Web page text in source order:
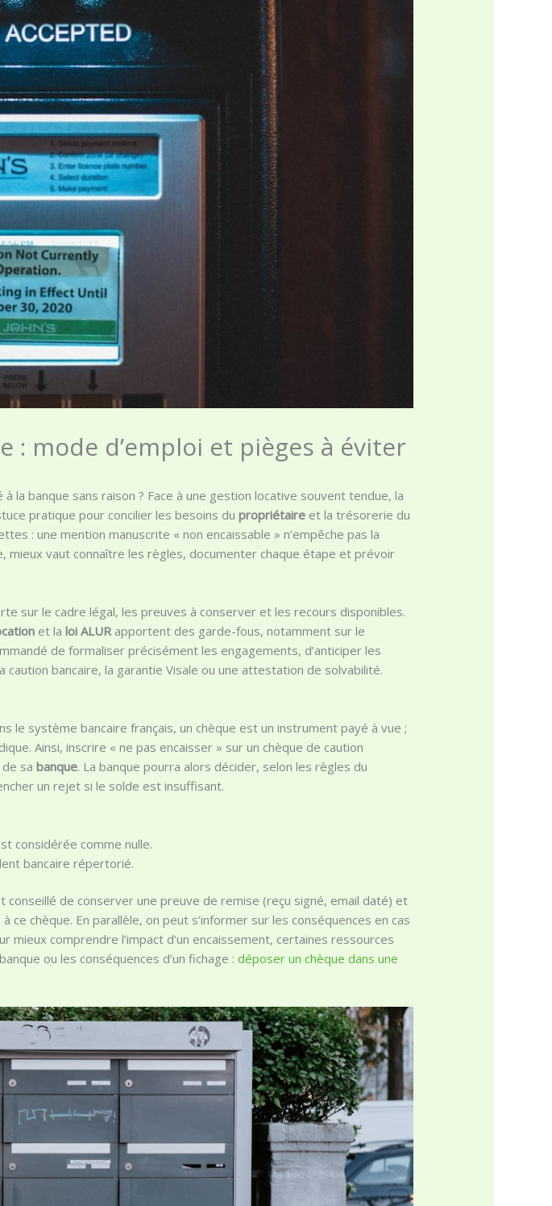
: mode d’emploi et pièges à éviter
à la banque sans raison ? Face à une gestion locative souvent tendue, la
pratique pour concilier les besoins dupropriétaire et la trésorerie du
: une mention manuscrite « non encaissable » n’empêche pas la
mieux vaut connaître les règles, documenter chaque étape et prévoir
sur le cadre légal, les preuves à conserver et les recours disponibles.
et laloi ALUR apportent des garde-fous, notamment sur le
de formaliser précisément les engagements, d’anticiper les
bancaire, la garantie Visale ou une attestation de solvabilité.
le système bancaire français, un chèque est un instrument payé à vue ;
Ainsi, inscrire « ne pas encaisser » sur un chèque de caution
de sabanque. La banque pourra alors décider, selon les règles du
un rejet si le solde est insuffisant.
considérée comme nulle.
bancaire répertorié.
de conserver une preuve de remise (reçu signé, email daté) et
ce chèque. En parallèle, on peut s’informer sur les conséquences en cas
comprendre l’impact d’un encaissement, certaines ressources
ou les conséquences d’un fichage :déposer un chèque dans une